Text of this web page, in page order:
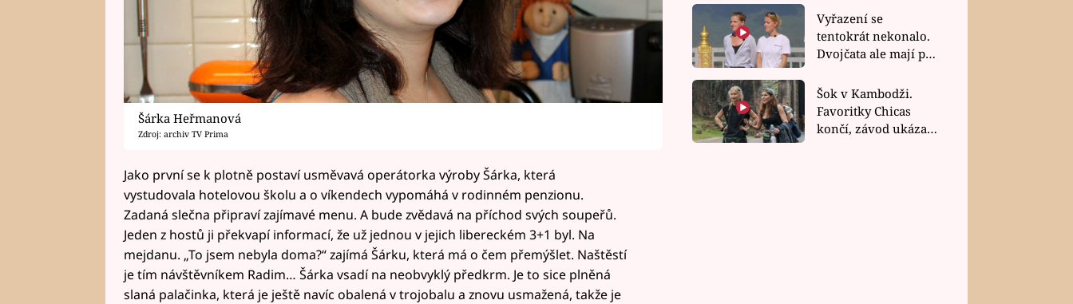
Šárka Heřmanová
Zdroj: archiv TV Prima
Jako první se k plotně postaví usměvavá operátorka výroby Šárka, která
vystudovala hotelovou školu a o víkendech vypomáhá v rodinném penzionu.
Zadaná slečna připraví zajímavé menu. A bude zvědavá na příchod svých soupeřů.
Jeden z hostů ji překvapí informací, že už jednou v jejich libereckém 3+1 byl. Na
mejdanu. „To jsem nebyla doma?“ zajímá Šárku, která má o čem přemýšlet. Naštěstí
je tím návštěvníkem Radim… Šárka vsadí na neobvyklý předkrm. Je to sice plněná
slaná palačinka, která je ještě navíc obalená v trojobalu a znovu usmažená, takže je
rychlé recepty
Vyřazení se
tentokrát nekonalo.
Dvojčata ale mají po
závodu nůž na krku
Šok v Kambodži.
Favoritky Chicas
končí, závod ukázal